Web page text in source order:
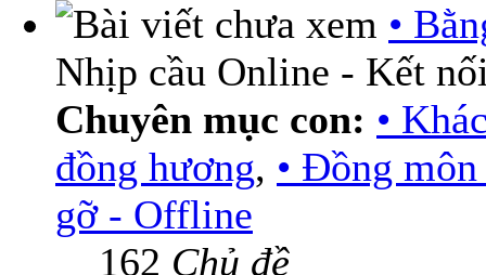
•
Nhịp cầu Online - Kết
Chuyên mục con: •
đồng hương, • Đồng
gỡ - Offline
162 Chủ đề